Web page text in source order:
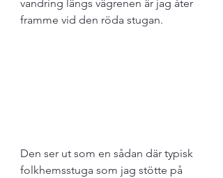
vandring längs vägrenen är jag åter
framme vid den röda stugan.
Den ser ut som en sådan där typisk
folkhemsstuga som jag stötte på